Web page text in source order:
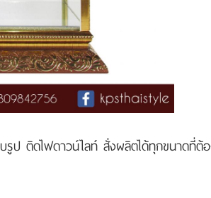
รูป ติดไฟดาวน์ไลท์ สั่งผลิตได้ทุกขนาดที่ต้